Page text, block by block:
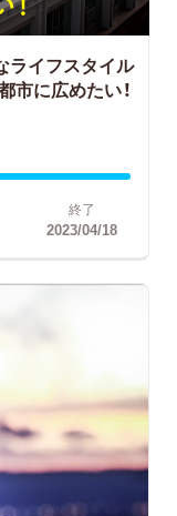
ライフスタイル
に広めたい！
終了
2023/04/18